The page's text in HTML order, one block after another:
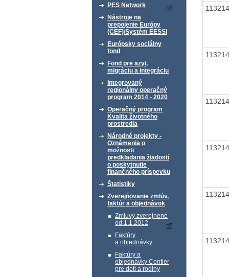
PES Network
Nástroje na
prepojenie Európy
(CEF)/Systém EESSI
Európsky sociálny
fond
Fond pre azyl,
migráciu a integráciu
Integrovaný
regionálny operačný
program 2014 - 2020
Operačný program
Kvalita životného
prostredia
Národné projekty -
Oznámenia o
možnosti
predkladania žiadostí
o poskytnutie
finančného príspevku
Štatistiky
Zverejňovanie zmlúv,
faktúr a objednávok
Zmluvy zverejnené
od 1.1.2012
Faktúry
a objednávky
Faktúry a
objednávky Centier
pre deti a rodiny